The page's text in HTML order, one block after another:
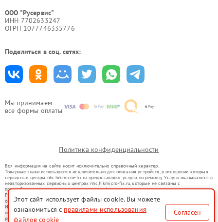
Мы принимаем
все формы оплаты
ООО "Русервис"
ИНН 7702633247
ОГРН 1077746335776
Поделиться в соц. сетях:
Политика конфиденциальности
Вся информация на сайте носит исключительно справочный характер.
Товарные знаки используются исключительно для описания устройств, в отношении которых
сервисные центры nhc.hikmicro-fix.ru предоставляют услуги по ремонту. Услуги оказываются в
неавторизованных сервисных центрах nhc.hikmicro-fix.ru, которые не связаны с
правообладателями товарных знаков или их официальными представителями.
Ремонт осуществляется для устройств, уже введенных в гражданский оборот в соответствии
со статьей 1487 ГК РФ.
Использование товарных знаков не преследует цели индивидуализации услуг или введения
потребителей в заблуждение, а служит для информирования о предоставляемых услугах по
ремонту техники указанных брендов.
Этот сайт использует файлы cookie. Вы можете
ознакомиться с правилами использования
файлов cookie
Согласен